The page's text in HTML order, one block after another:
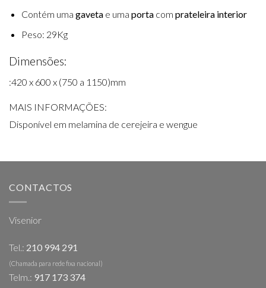
Contém uma gavetae uma portacom prateleira interior
Peso: 29Kg
Dimensões:
:420 x 600 x (750 a 1150)mm
MAIS INFORMAÇÕES:
Disponível em melamina de cerejeira e wengue
CONTACTOS
Visenior
Tel.: 210 994 291
(Chamada para rede fixa nacional)
Telm.: 917 173 374